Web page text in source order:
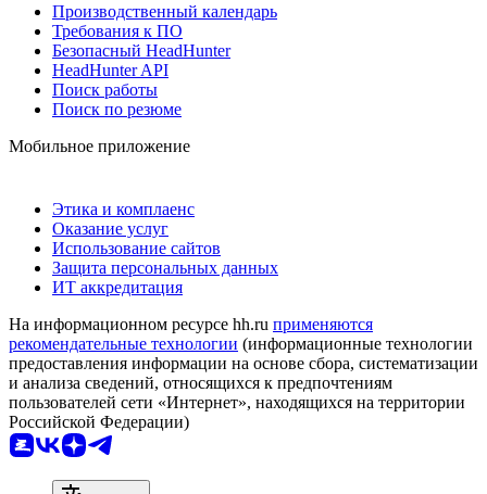
Производственный календарь
Требования к ПО
Безопасный HeadHunter
HeadHunter API
Поиск работы
Поиск по резюме
Мобильное приложение
Этика и комплаенс
Оказание услуг
Использование сайтов
Защита персональных данных
ИТ аккредитация
На информационном ресурсе hh.ru применяются
рекомендательные технологии (информационные технологии
предоставления информации на основе сбора, систематизации
и анализа сведений, относящихся к предпочтениям
пользователей сети «Интернет», находящихся на территории
Российской Федерации)